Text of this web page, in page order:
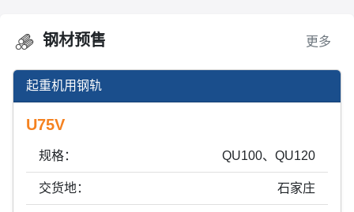
钢材预售 更多
起重机用钢轨
U75V
规格： QU100、QU120
交货地： 石家庄